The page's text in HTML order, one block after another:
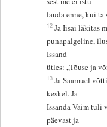
lauda enne, kui ta
12 Ja Iisai läkitas
punapalgeline,
Issand
ütles: „Tõuse ja
13 Ja Saamuel
keskel. Ja
Issanda Vaim tuli
päevast ja